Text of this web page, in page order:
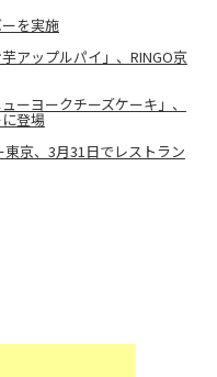
を実施
アップルパイ」、RINGO京
ーヨークチーズケーキ」、
登場
東京、3月31日でレストラン